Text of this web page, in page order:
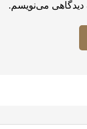
دیدگاهی می‌نویسم.